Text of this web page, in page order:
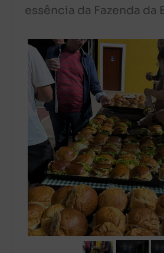
essência da Fazenda da